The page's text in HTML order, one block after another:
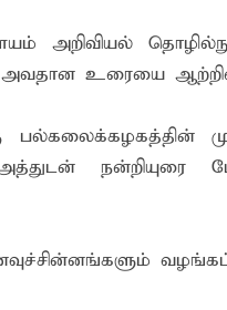
அறிவியல்
அவதான உரையை
நன்றியுரை